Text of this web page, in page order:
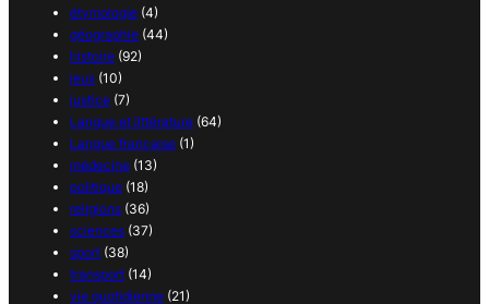
étymologie (4)
géographie (44)
histoire (92)
jeux (10)
justice (7)
Langue et littérature (64)
Langue française (1)
médecine (13)
politique (18)
religions (36)
sciences (37)
sport (38)
transport (14)
vie quotidienne (21)